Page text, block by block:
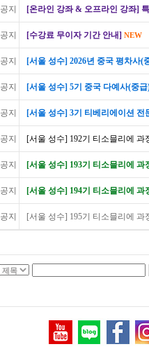
공지 [온라인 강좌 & 오프라인 강좌]
공지 [수강료 무이자 기간 안내] NEW
공지 [서울 성수] 2026년 중국 평차사(
공지 [서울 성수] 5기 중국 다예사(중
공지 [서울 성수] 3기 티베리에이션 전
공지 [서울 성수] 192기 티소믈리에 과
공지 [서울 성수] 193기 티소믈리에
공지 [서울 성수] 194기 티소믈리에 과
공지 [서울 성수] 195기 티소믈리에 과